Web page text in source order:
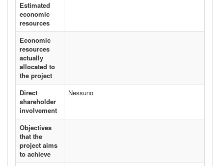
Estimated
economic
resources
Economic
resources
actually
allocated to
the project
Direct
shareholder
involvement
Nessuno
Objectives
that the
project aims
to achieve